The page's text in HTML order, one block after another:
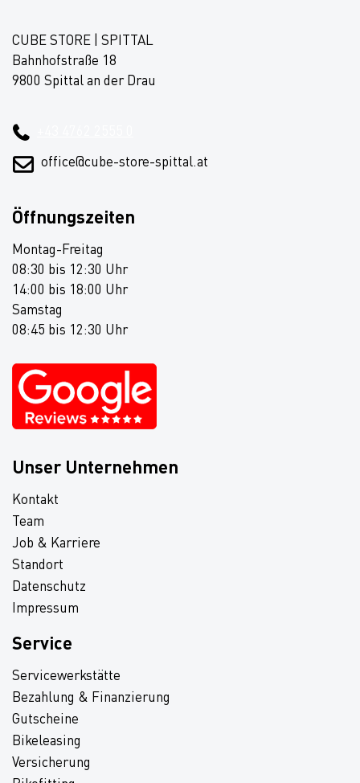
CUBE STORE | SPITTAL
Bahnhofstraße 18
9800 Spittal an der Drau
office@cube-store-spittal.at
Öffnungszeiten
Montag-Freitag
08:30 bis 12:30 Uhr
14:00 bis 18:00 Uhr
Samstag
08:45 bis 12:30 Uhr
Unser Unternehmen
Kontakt
Team
Job & Karriere
Standort
Datenschutz
Impressum
Service
Servicewerkstätte
Bezahlung & Finanzierung
Gutscheine
Bikeleasing
Versicherung